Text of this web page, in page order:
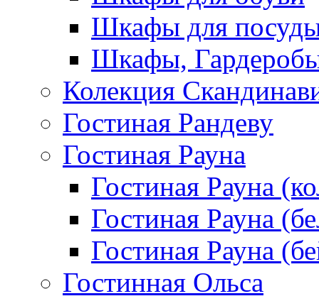
Шкафы для
Шкафы,
Колекция
Гостиная Рандеву
Гостиная Рауна
Гостиная Рауна
Гостиная Рауна
Гостиная Рауна
Гостинная Ольса